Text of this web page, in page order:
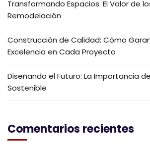
Transformando Espacios: El Valor de
Remodelación
Construcción de Calidad: Cómo
Excelencia en Cada Proyecto
Diseñando el Futuro: La Importancia
Sostenible
Comentarios recientes